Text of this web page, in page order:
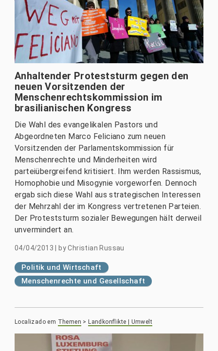
Anhaltender Proteststurm gegen den
neuen Vorsitzenden der
Menschenrechtskommission im
brasilianischen Kongress
Die Wahl des evangelikalen Pastors und
Abgeordneten Marco Feliciano zum neuen
Vorsitzenden der Parlamentskommission für
Menschenrechte und Minderheiten wird
parteiübergreifend kritisiert. Ihm werden Rassismus,
Homophobie und Misogynie vorgeworfen. Dennoch
ergab sich diese Wahl aus strategischen Interessen
der Mehrzahl der im Kongress vertretenen Parteien.
Der Proteststurm sozialer Bewegungen hält derweil
unvermindert an.
04/04/2013 byChristian Russau
Politik und Wirtschaft
Menschenrechte und Gesellschaft
Localizado em Themen > Landkonflikte | Umwelt